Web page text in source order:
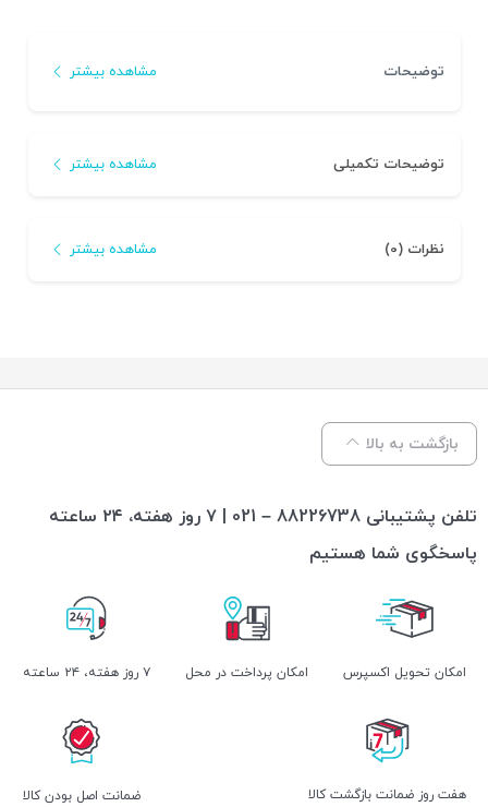
توضیحات مشاهده بیشتر
توضیحات تکمیلی مشاهده بیشتر
نظرات (0) مشاهده بیشتر
بازگشت به بالا
تلفن پشتیبانی 88226738 – 021 | ۷ روز هفته، ۲۴ ساعته
پاسخگوی شما هستیم
اﻣﮑﺎن ﺗﺤﻮﯾﻞ اﮐﺴﭙﺮس امکان پرداخت در محل ۷ روز ﻫﻔﺘﻪ، ۲۴ ﺳﺎﻋﺘﻪ
هفت روز ضمانت بازگشت کالا ﺿﻤﺎﻧﺖ اﺻﻞ ﺑﻮدن ﮐﺎﻟﺎ